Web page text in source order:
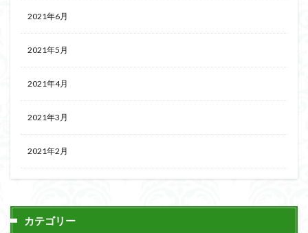
2021年6月
2021年5月
2021年4月
2021年3月
2021年2月
カテゴリー